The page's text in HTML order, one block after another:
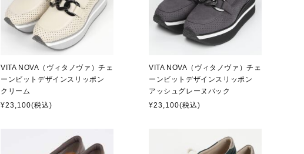
VITA NOVA（ヴィタノヴァ）チェ
ーンビットデザインスリッポン
クリーム
¥23,100(税込)
VITA NOVA（ヴィタノヴァ）チェ
ーンビットデザインスリッポン
アッシュグレーヌバック
¥23,100(税込)